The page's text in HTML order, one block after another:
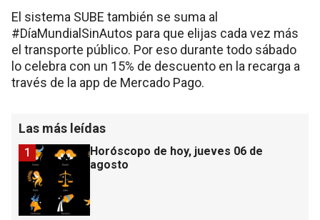
El sistema SUBE también se suma al
#DíaMundialSinAutos para que elijas cada vez más
el transporte público. Por eso durante todo sábado
lo celebra con un 15% de descuento en la recarga a
través de la app de Mercado Pago.
Las más leídas
Horóscopo de hoy, jueves 06 de
agosto
1